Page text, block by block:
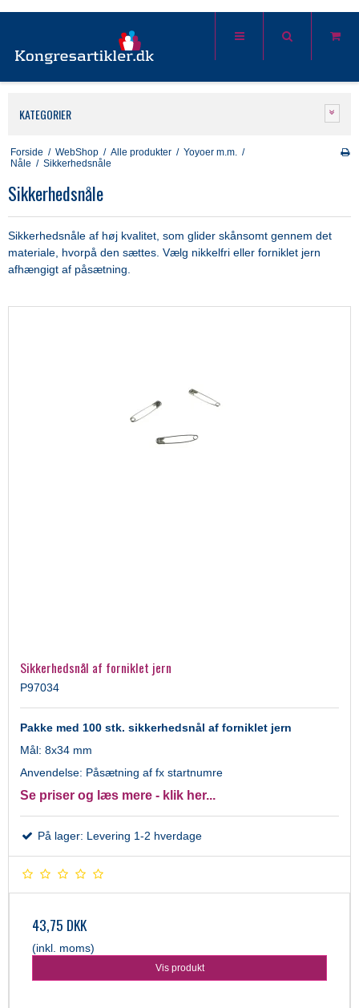
KATEGORIER
Forside / WebShop / Alle produkter / Yoyoer m.m. /
Nåle / Sikkerhedsnåle
Sikkerhedsnåle
Sikkerhedsnåle af høj kvalitet, som glider skånsomt gennem det
materiale, hvorpå den sættes. Vælg nikkelfri eller forniklet jern
afhængigt af påsætning.
Sikkerhedsnål af forniklet jern
P97034
Pakke med 100 stk. sikkerhedsnål af forniklet jern
Mål: 8x34 mm
Anvendelse: Påsætning af fx startnumre
Se priser og læs mere - klik her...
På lager: Levering 1-2 hverdage
43,75 DKK
(inkl. moms)
Vis produkt